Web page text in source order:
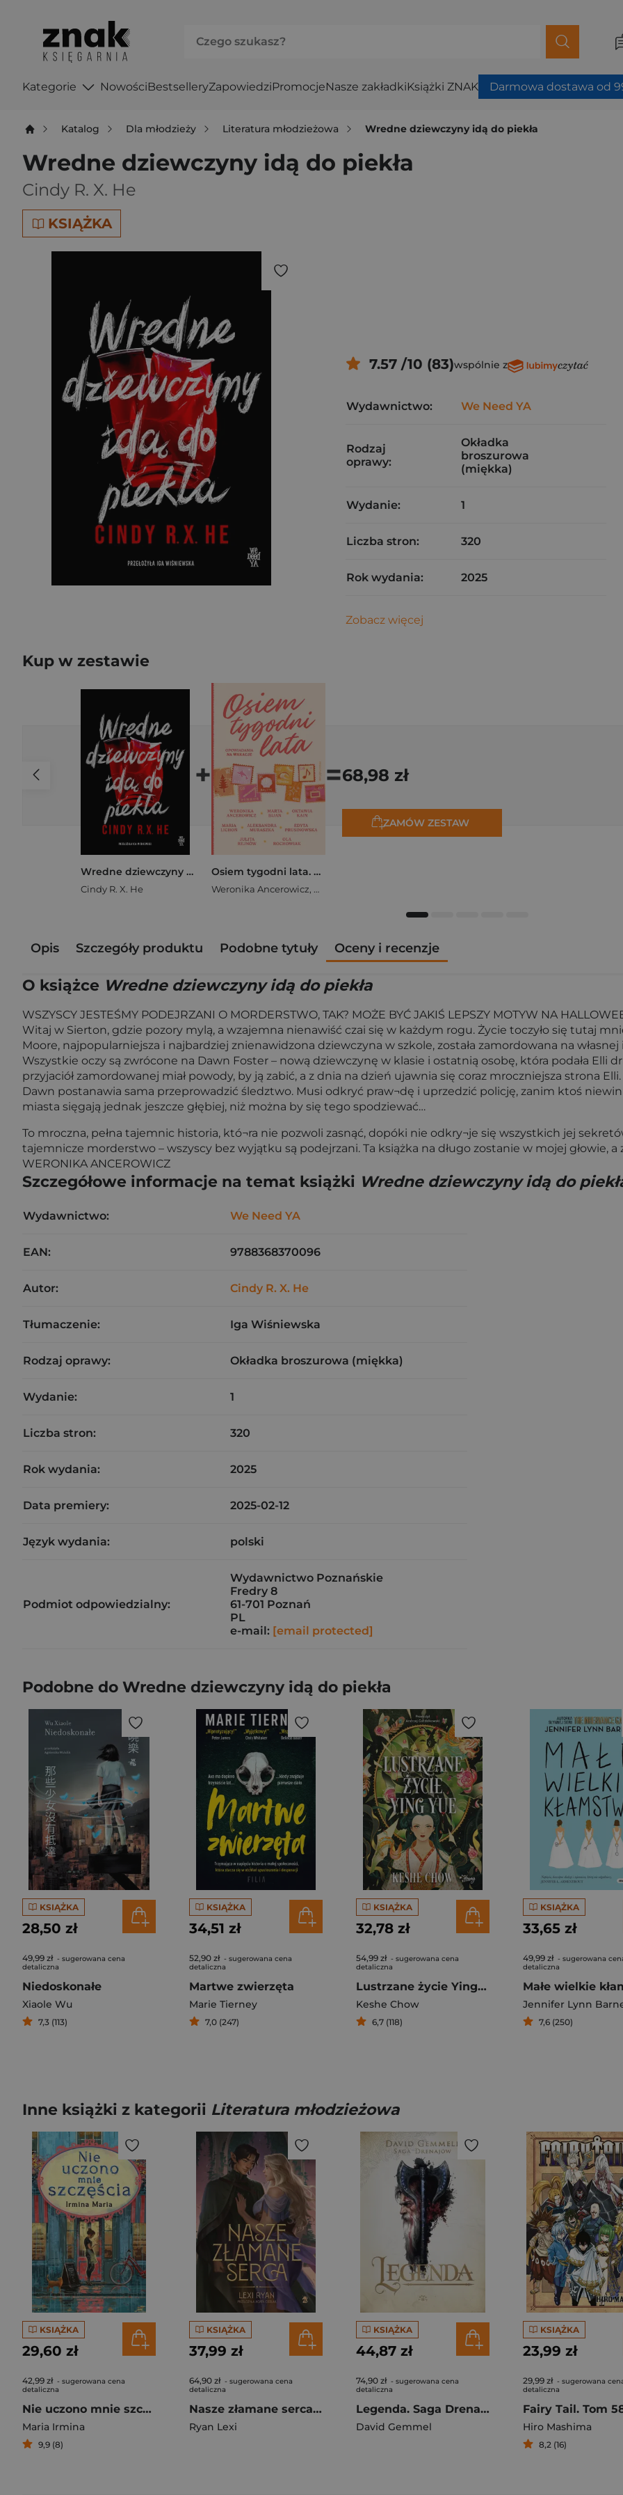
Kategorie NowościBestselleryZapowiedziPromocjeNasze zakładkiKsiążki ZNAK Darmowa dostawa od
Katalog Dla młodzieży Literatura młodzieżowa Wredne dziewczyny idą do piekła
Wredne dziewczyny idą do piekła
Cindy R. X. He
KSIĄŻKA
7.57 /10 (83)wspólnie z
Wydawnictwo: We Need YA
Rodzaj
oprawy:
Okładka
broszurowa
(miękka)
Wydanie: 1
Liczba stron: 320
Rok wydania: 2025
Zobacz więcej
Kup w zestawie
Wredne dziewczyny idą do piekła
Cindy R. X. He
+
Osiem tygodni lata. Opowiadania na wakacje
Weronika Ancerowicz, Marta Bijan
=68,98 zł
ZAMÓW ZESTAW
Opis Szczegóły produktu Podobne tytuły Oceny i recenzje
O książce Wredne dziewczyny idą do piekła
WSZYSCY JESTEŚMY PODEJRZANI O MORDERSTWO, TAK? MOŻE BYĆ JAKIŚ LEPSZY MOTYW NA
Witaj w Sierton, gdzie pozory mylą, a wzajemna nienawiść czai się w każdym rogu. Życie toczyło się tutaj
Moore, najpopularniejsza i najbardziej znienawidzona dziewczyna w szkole, została zamordowana na
Wszystkie oczy są zwrócone na Dawn Foster – nową dziewczynę w klasie i ostatnią osobę, która podała Elli
przyjaciół zamordowanej miał powody, by ją zabić, a z dnia na dzień ujawnia się coraz mroczniejsza strona Elli.
Dawn postanawia sama przeprowadzić śledztwo. Musi odkryć praw¬dę i uprzedzić policję, zanim ktoś
miasta sięgają jednak jeszcze głębiej, niż można by się tego spodziewać…
To mroczna, pełna tajemnic historia, któ¬ra nie pozwoli zasnąć, dopóki nie odkry¬je się wszystkich jej
tajemnicze morderstwo – wszyscy bez wyjątku są podejrzani. Ta książka na długo zostanie w mojej głowie, a
WERONIKA ANCEROWICZ
Szczegółowe informacje na temat książki Wredne dziewczyny idą do
Wydawnictwo: We Need YA
EAN: 9788368370096
Autor: Cindy R. X. He
Tłumaczenie: Iga Wiśniewska
Rodzaj oprawy: Okładka broszurowa (miękka)
Wydanie: 1
Liczba stron: 320
Rok wydania: 2025
Data premiery: 2025-02-12
Język wydania: polski
Podmiot odpowiedzialny:
Wydawnictwo Poznańskie
Fredry 8
61-701 Poznań
PL
e-mail: [email protected]
Podobne do Wredne dziewczyny idą do piekła
KSIĄŻKA
28,50 zł
49,99 zł - sugerowana cena
detaliczna
Niedoskonałe
Xiaole Wu
7,3 (113)
KSIĄŻKA
34,51 zł
52,90 zł - sugerowana cena
detaliczna
Martwe zwierzęta
Marie Tierney
7,0 (247)
KSIĄŻKA
32,78 zł
54,99 zł - sugerowana cena
detaliczna
Lustrzane życie Ying Yue
Keshe Chow
6,7 (118)
KSIĄŻKA
33,65 zł
49,99 zł - sugerowana
detaliczna
Jennifer Lynn
7,6 (250)
Inne książki z kategorii Literatura młodzieżowa
KSIĄŻKA
29,60 zł
42,99 zł - sugerowana cena
detaliczna
Nie uczono mnie szczęścia
Maria Irmina
9,9 (8)
KSIĄŻKA
37,99 zł
64,90 zł - sugerowana cena
detaliczna
Nasze złamane serca. Nasze puste przysięgi
Ryan Lexi
KSIĄŻKA
44,87 zł
74,90 zł - sugerowana cena
detaliczna
Legenda. Saga Drenajów. Tom 1
David Gemmel
KSIĄŻKA
23,99 zł
29,99 zł - sugerowana
detaliczna
Fairy Tail. Tom
Hiro Mashima
8,2 (16)